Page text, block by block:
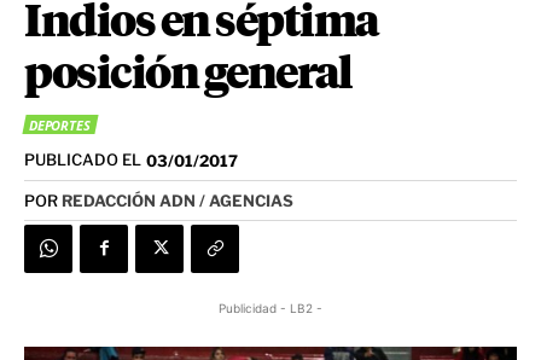
Indios en séptima
posición general
DEPORTES
PUBLICADO EL 03/01/2017
POR REDACCIÓN ADN / AGENCIAS
Publicidad - LB2 -